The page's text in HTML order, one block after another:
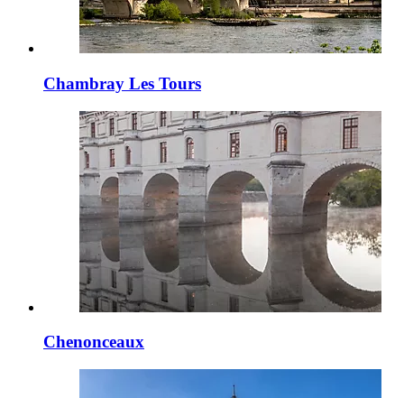
Chambray Les Tours
Chenonceaux